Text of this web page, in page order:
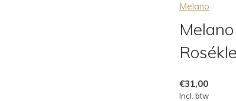
Melano
€31,00
Incl. btw